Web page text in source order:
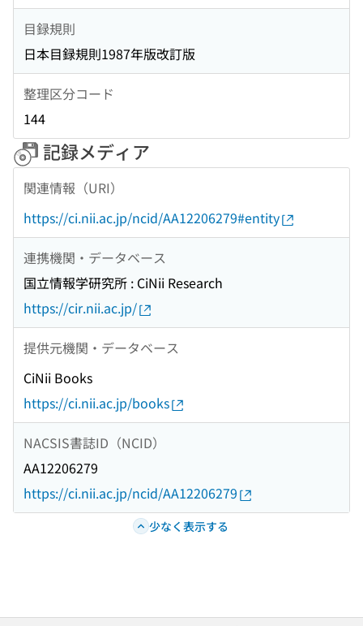
目録規則
日本目録規則1987年版改訂版
整理区分コード
144
記録メディア
関連情報（URI）
https://ci.nii.ac.jp/ncid/AA12206279#entity
連携機関・データベース
国立情報学研究所 : CiNii Research
https://cir.nii.ac.jp/
提供元機関・データベース
CiNii Books
https://ci.nii.ac.jp/books
NACSIS書誌ID（NCID）
AA12206279
https://ci.nii.ac.jp/ncid/AA12206279
少なく表示する